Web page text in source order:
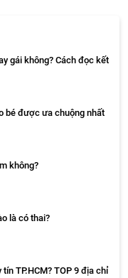
gái không? Cách đọc kết
bé được ưa chuộng nhất
không?
là có thai?
TP.HCM? TOP 9 địa chỉ